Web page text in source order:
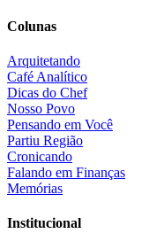
Colunas
Arquitetando
Café Analítico
Dicas do Chef
Nosso Povo
Pensando em Você
Partiu Região
Cronicando
Falando em Finanças
Memórias
Institucional